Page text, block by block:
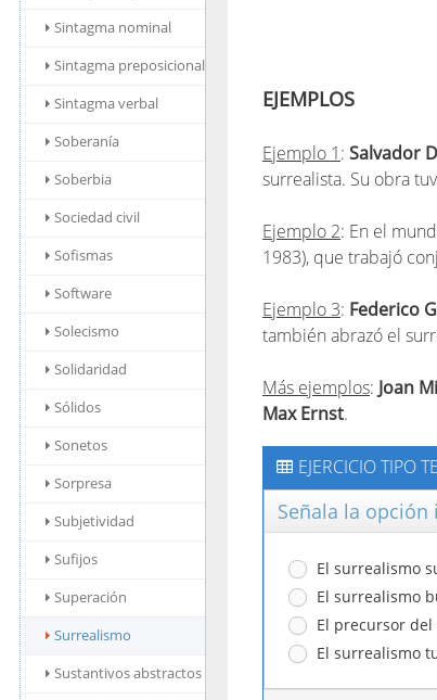
Sintagma nominal
Sintagma preposicional
Sintagma verbal
Soberanía
Soberbia
Sociedad civil
Sofismas
Software
Solecismo
Solidaridad
Sólidos
Sonetos
Sorpresa
Subjetividad
Sufijos
Superación
Surrealismo
Sustantivos abstractos
EJEMPLOS
Ejemplo 1: Salvador
surrealista. Su obra
Ejemplo 2: En el
1983), que trabajó
Ejemplo 3: Federico
también abrazó el
Más ejemplos: Joan
Max Ernst.
EJERCICIO TIPO
Señala la opción
El surrealismo
El surrealismo
El precursor
El surrealismo